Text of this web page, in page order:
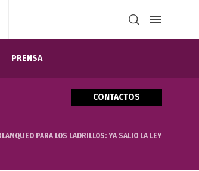
PRENSA
CONTACTOS
PARA LOS LADRILLOS: YA SALIO LA LEY